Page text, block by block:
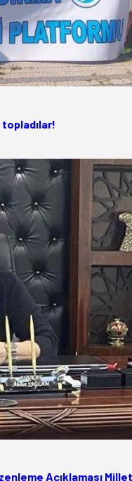
topladılar!
Açıklaması